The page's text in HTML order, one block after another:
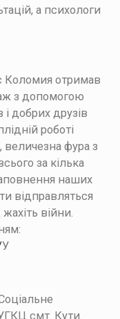
а психологи
Коломия отримав
з допомогою
і добрих друзів
роботі
величезна фура з
за кілька
наших
відправляться
війни.
У
смт. Кути.